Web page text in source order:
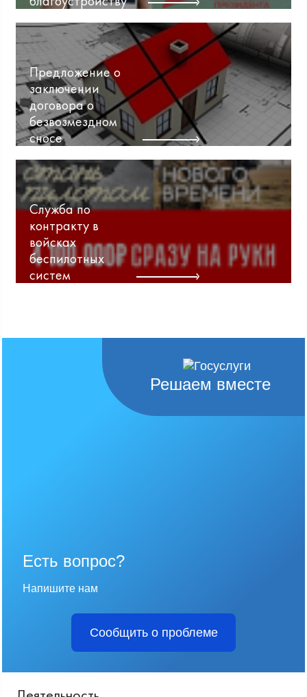
Предложение о
заключении
договора о
безвозмездном
сносе
Служба по
контракту в
войсках
беспилотных
систем
Решаем вместе
Есть вопрос?
Напишите нам
Сообщить о проблеме